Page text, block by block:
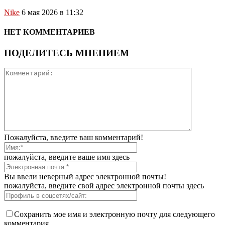
Nike 6 мая 2026 в 11:32
НЕТ КОММЕНТАРИЕВ
ПОДЕЛИТЕСЬ МНЕНИЕМ
Пожалуйста, введите ваш комментарий!
пожалуйста, введите ваше имя здесь
Вы ввели неверный адрес электронной почты!
пожалуйста, введите свой адрес электронной почты здесь
Сохранить мое имя и электронную почту для следующего